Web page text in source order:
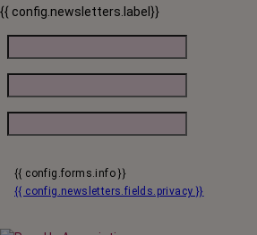
{{ config.newsletters.label}}
{{ config.forms.info }}
{{ config.newsletters.fields.privacy }}